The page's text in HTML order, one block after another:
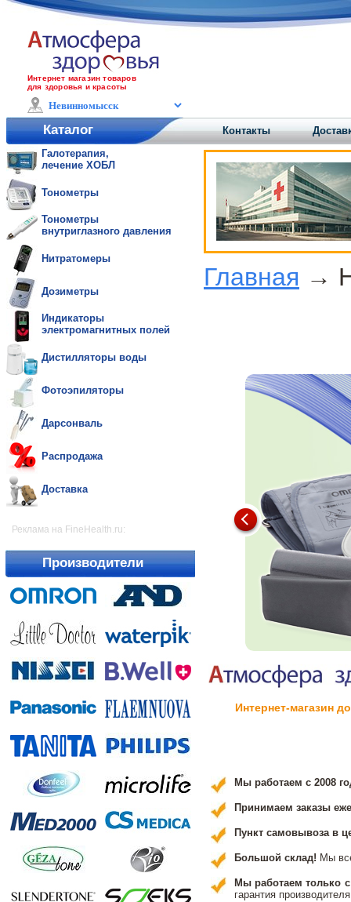
Интернет магазин товаров
для здоровья и красоты
Каталог Контакты
Галотерапия,
лечение ХОБЛ
Тонометры
Тонометры
внутриглазного давления
Нитратомеры
Дозиметры
Индикаторы
электромагнитных полей
Дистилляторы воды
Фотоэпиляторы
Дарсонваль
Распродажа
Доставка
Реклама на FineHealth.ru:
Производители
Главная →
Интернет-магазин
Мы работаем с 2008
Принимаем заказы
Пункт самовывоза в
Большой склад! Мы
Мы работаем только
гарантия